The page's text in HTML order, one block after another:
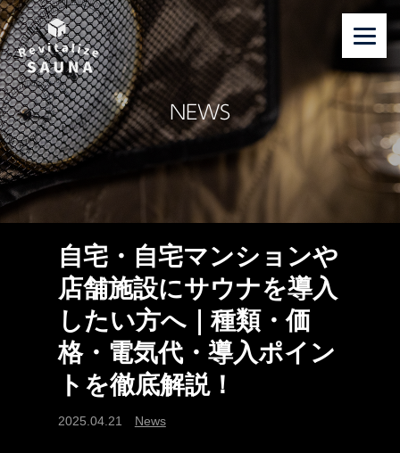
NEWS
自宅・自宅マンションや
店舗施設にサウナを導入
したい方へ｜種類・価
格・電気代・導入ポイン
トを徹底解説！
2025.04.21 News